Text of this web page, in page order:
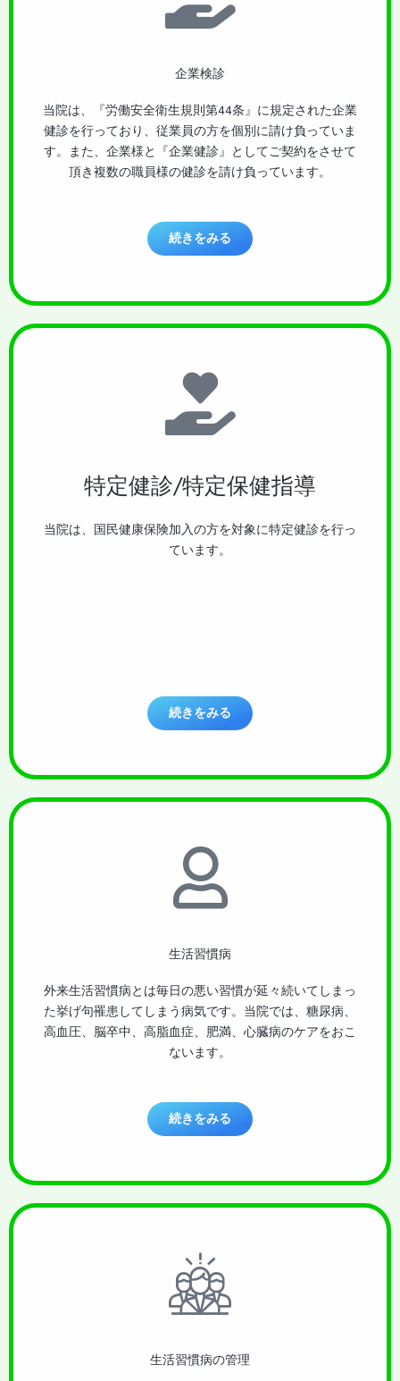
企業検診
当院は、『労働安全衛生規則第44条』に規定された企業
健診を行っており、従業員の方を個別に請け負っていま
す。また、企業様と『企業健診』としてご契約をさせて
頂き複数の職員様の健診を請け負っています。
続きをみる
特定健診/特定保健指導
当院は、国民健康保険加入の方を対象に特定健診を行っ
ています。
続きをみる
生活習慣病
外来生活習慣病とは毎日の悪い習慣が延々続いてしまっ
た挙げ句罹患してしまう病気です。当院では、糖尿病、
高血圧、脳卒中、高脂血症、肥満、心臓病のケアをおこ
ないます。
続きをみる
生活習慣病の管理